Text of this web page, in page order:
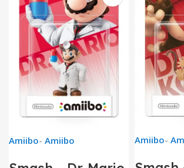
Amiibo- Amiibo Amiibo-